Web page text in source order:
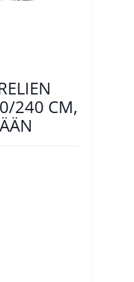
240 CM,